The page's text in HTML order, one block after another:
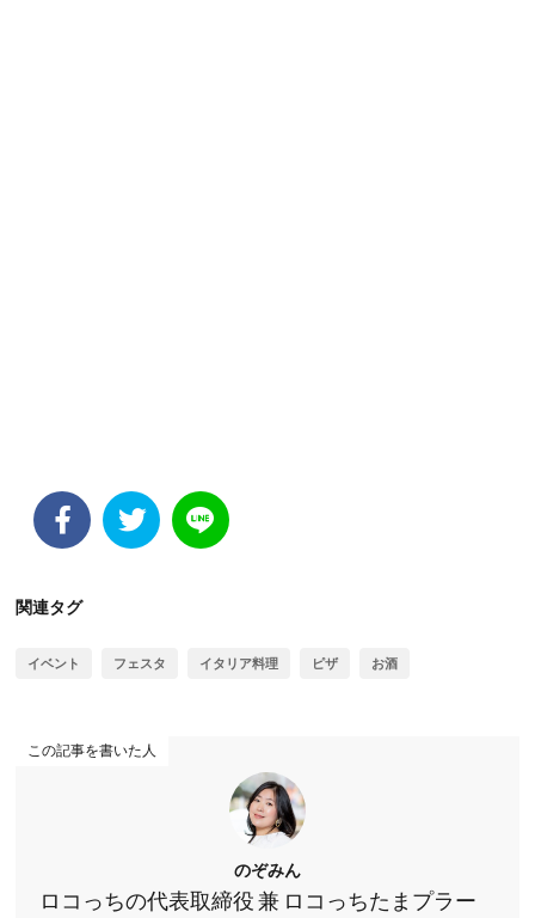
関連タグ
イベント フェスタ イタリア料理 ピザ お酒
この記事を書いた人
のぞみん
ロコっちの代表取締役 兼 ロコっちたまプラー